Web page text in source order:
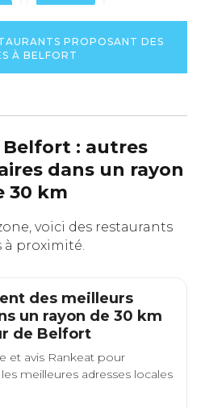
PROPOSANT DES
À BELFORT
: autres
dans un rayon
30 km
voici des restaurants
à proximité.
des meilleurs
un rayon de 30 km
de Belfort
et avis Rankeat pour
meilleures adresses locales